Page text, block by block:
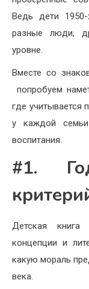
Ведь дети
разные люди,
уровне.
Вместе со
попробуем
где учитывается
у каждой
воспитания.
#1.
Детская
концепции и
какую мораль
века.